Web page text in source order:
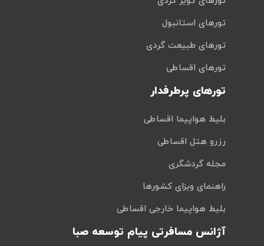
تورهای استانبول
تورهای طبیعت گردی
تورهای اقساطی
تورهای پرطرفدار
بلیط هواپیما اقساطی
رزرو هتل اقساطی
مجله گردشگری
راهنمای ویزای کشورها
بلیط هواپیما خارجی اقساطی
آژانس مسافرتی پیام توسعه صبا